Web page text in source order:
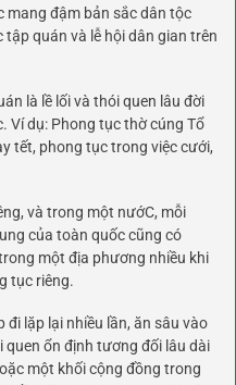
mang đậm bản sắc dân tộc
quán và lễ hội dân gian trên
là lề lối và thói quen lâu đời
Ví dụ: Phong tục thờ cúng Tổ
tết, phong tục trong việc cưới,
và trong một nướC, mỗi
của toàn quốc cũng có
một địa phương nhiều khi
tục riêng.
lặp lại nhiều lần, ăn sâu vào
ổn định tương đối lâu dài
một khối cộng đồng trong